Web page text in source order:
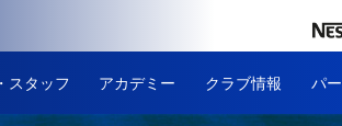
スタッフ アカデミー クラブ情報 パ